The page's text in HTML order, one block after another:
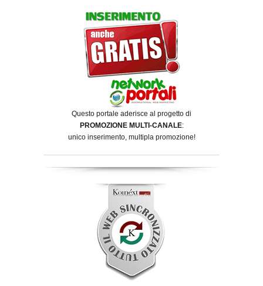
Questo portale aderisce al progetto di
PROMOZIONE MULTI-CANALE:
unico inserimento, multipla promozione!